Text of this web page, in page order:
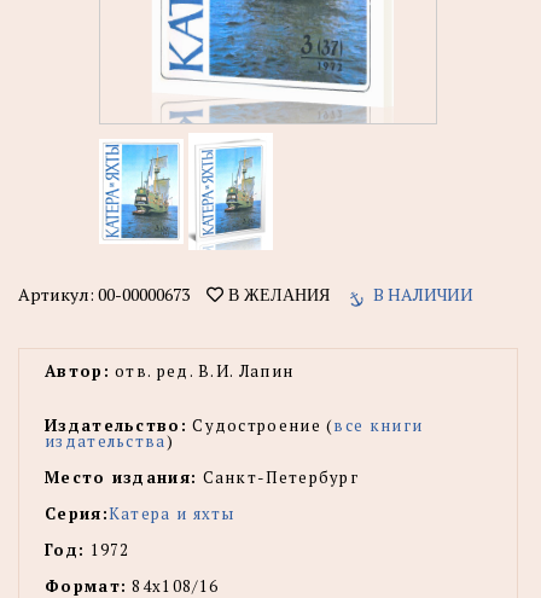
Артикул: 00-00000673 В ЖЕЛАНИЯ В НАЛИЧИИ
Автор: отв. ред. В.И. Лапин
Издательство: Судостроение (все книги
издательства)
Место издания: Санкт-Петербург
Серия:Катера и яхты
Год: 1972
Формат: 84x108/16